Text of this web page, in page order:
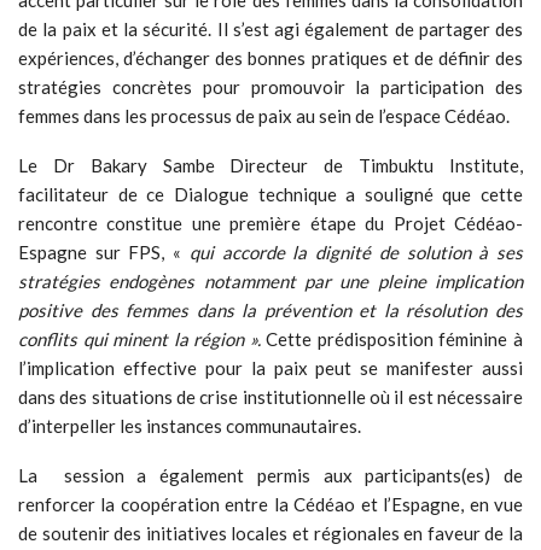
de la paix et la sécurité. Il s’est agi également de partager des
expériences, d’échanger des bonnes pratiques et de définir des
stratégies concrètes pour promouvoir la participation des
femmes dans les processus de paix au sein de l’espace Cédéao.
Le Dr Bakary Sambe Directeur de Timbuktu Institute,
facilitateur de ce Dialogue technique a souligné que cette
rencontre constitue une première étape du Projet Cédéao-
Espagne sur FPS, « qui accorde la dignité de solution à ses
stratégies endogènes notamment par une pleine implication
positive des femmes dans la prévention et la résolution des
conflits qui minent la région ».Cette prédisposition féminine à
l’implication effective pour la paix peut se manifester aussi
dans des situations de crise institutionnelle où il est nécessaire
d’interpeller les instances communautaires.
La session a également permis aux participants(es) de
renforcer la coopération entre la Cédéao et l’Espagne, en vue
de soutenir des initiatives locales et régionales en faveur de la